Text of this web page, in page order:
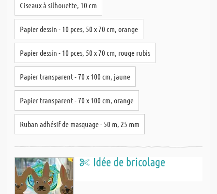
Ciseaux à silhouette, 10 cm
Papier dessin - 10 pces, 50 x 70 cm, orange
Papier dessin - 10 pces, 50 x 70 cm, rouge rubis
Papier transparent - 70 x 100 cm, jaune
Papier transparent - 70 x 100 cm, orange
Ruban adhésif de masquage - 50 m, 25 mm
Idée de bricolage